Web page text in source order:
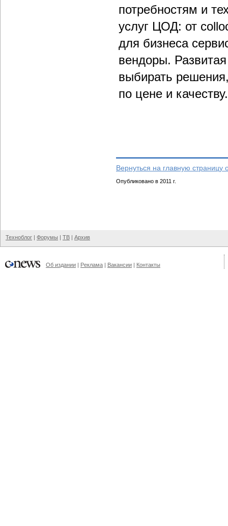
потребностям и
услуг ЦОД: от
для бизнеса
вендоры.
выбирать
по цене и качеству.
Вернуться на главную страницу
Опубликовано в 2011 г.
Техноблог | Форумы | ТВ | Архив
Об издании | Реклама | Вакансии | Контакты